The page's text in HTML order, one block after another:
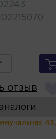
отзыв
43,